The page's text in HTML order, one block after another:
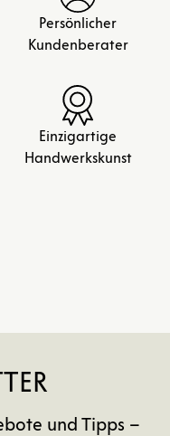
Persönlicher
Kundenberater
Einzigartige
Handwerkskunst
und Tipps –